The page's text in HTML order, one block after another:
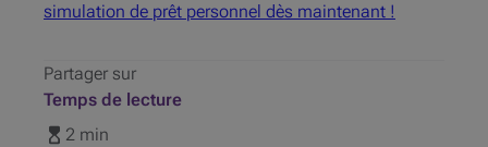
simulation de prêt personnel dès maintenant !
Partager sur
Temps de lecture
2 min